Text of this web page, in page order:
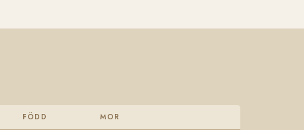
FÖDD MOR